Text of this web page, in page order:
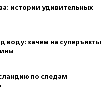
истории удивительных
воду: зачем на суперъяхты
по следам